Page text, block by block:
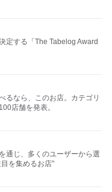
定する「The Tabelog Award
るなら、このお店。カテゴリ
店舗を発表。
通じ、多くのユーザーから選
を集めるお店"